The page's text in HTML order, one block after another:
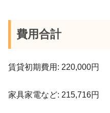
費用合計
賃貸初期費用: 220,000円
家具家電など: 215,716円